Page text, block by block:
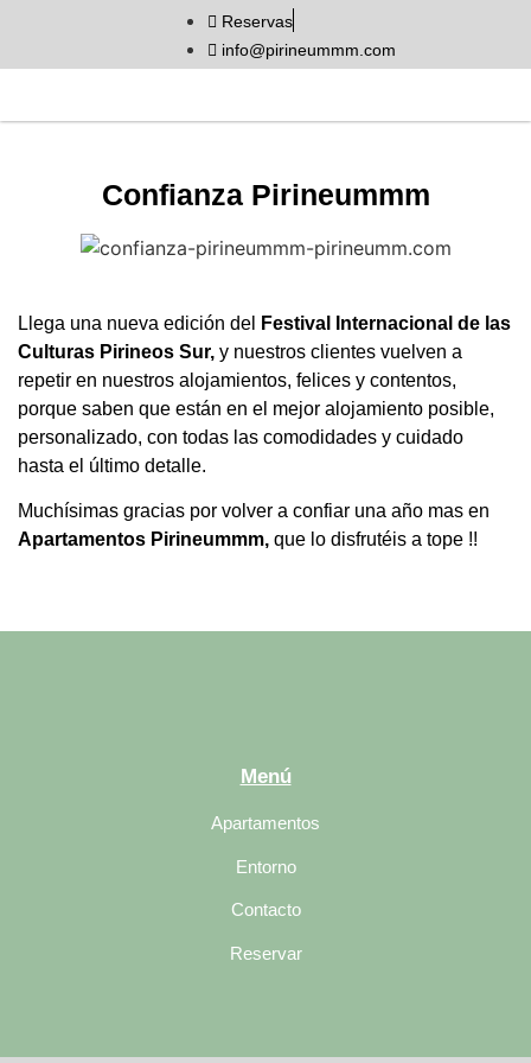
Reservas
info@pirineummm.com
Confianza Pirineummm
Llega una nueva edición del
Festival Internacional de las
Culturas Pirineos Sur, y nuestros clientes vuelven a
repetir en nuestros alojamientos, felices y contentos,
porque saben que están en el mejor alojamiento posible,
personalizado, con todas las comodidades y cuidado
hasta el último detalle.
Muchísimas gracias por volver a confiar una año mas en
Apartamentos Pirineummm, que lo disfrutéis a tope !!
Menú
Apartamentos
Entorno
Contacto
Reservar